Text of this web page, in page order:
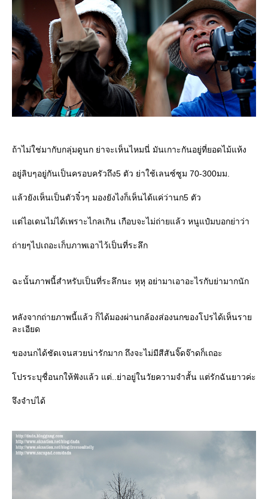
ถ้าไม่ใช่มากับกลุ่มดูนก ย่าจะเห็นไหมนี่ มันเกาะกันอยู่ที่ยอดไม้แห้ง
อยู่ลิบๆอยู่กันเป็นครอบครัวถึง5 ตัว ย่าใช้เลนซ์ซูม 70-300มม.
ล้วยังเห็นเป็นตัวจิ๋วๆ มองยังไงก็เห็นได้แค่ว่านก5 ตัว
ต่ไอเดนไม่ได้เพราะไกลเกิน เกือบจะไม่ถ่ายแล้ว หนูแป๋มบอกย่าว่า
ถ่ายๆไปเถอะเก็บภาพเอาไว้เป็นที่ระลึก
ฉะนั้นภาพนี้สำหรับเป็นที่ระลึกนะ หุหุ อย่ามาเอาอะไรกับย่ามากนัก
หลังจากถ่ายภาพนี้แล้ว ก็ได้มองผ่านกล้องส่องนกของโปรได้เห็นรา
ละเอียด
ของนกได้ชัดเจนสวยน่ารักมาก ถึงจะไม่มีสีสันจิ๊ดจ๊าดก็เถอะ
ปรระบุชื่อนกให้ฟังแล้ว แต่..ย่าอยู่ในวัยความจำสั้น แต่รักฉันยาวค่ะ
จึงจำบ่ได้